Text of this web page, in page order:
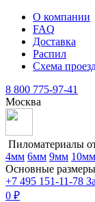
О компании
FAQ
Доставка
Распил
Схема
8 800 775-97-41
Москва
Пиломатериалы
4мм 6мм 9мм 10мм
Основные
+7 495 151-11-78
0 ₽